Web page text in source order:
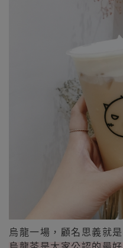
烏龍一場，顧名思義就